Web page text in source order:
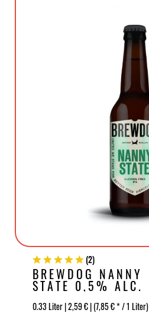
(2)
BREWDOG NANNY
STATE 0,5% ALC.
0.33 Liter | 2,59 € | (7,85 € * / 1 Liter)